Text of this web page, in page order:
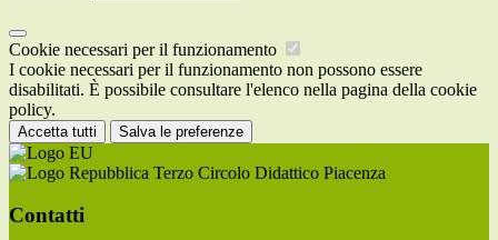
Cookie necessari per il funzionamento
I cookie necessari per il funzionamento non possono essere
disabilitati. È possibile consultare l'elenco nella pagina della cookie
policy.
Accetta tutti Salva le preferenze
Terzo Circolo Didattico Piacenza
Contatti